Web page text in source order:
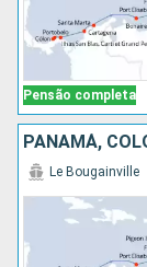
Pensão completa
Le Bougainville